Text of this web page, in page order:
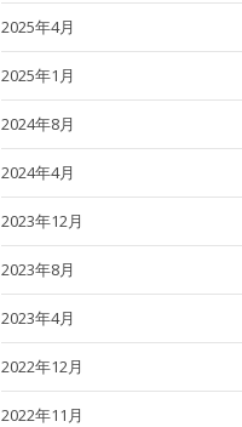
2025年4月
2025年1月
2024年8月
2024年4月
2023年12月
2023年8月
2023年4月
2022年12月
2022年11月